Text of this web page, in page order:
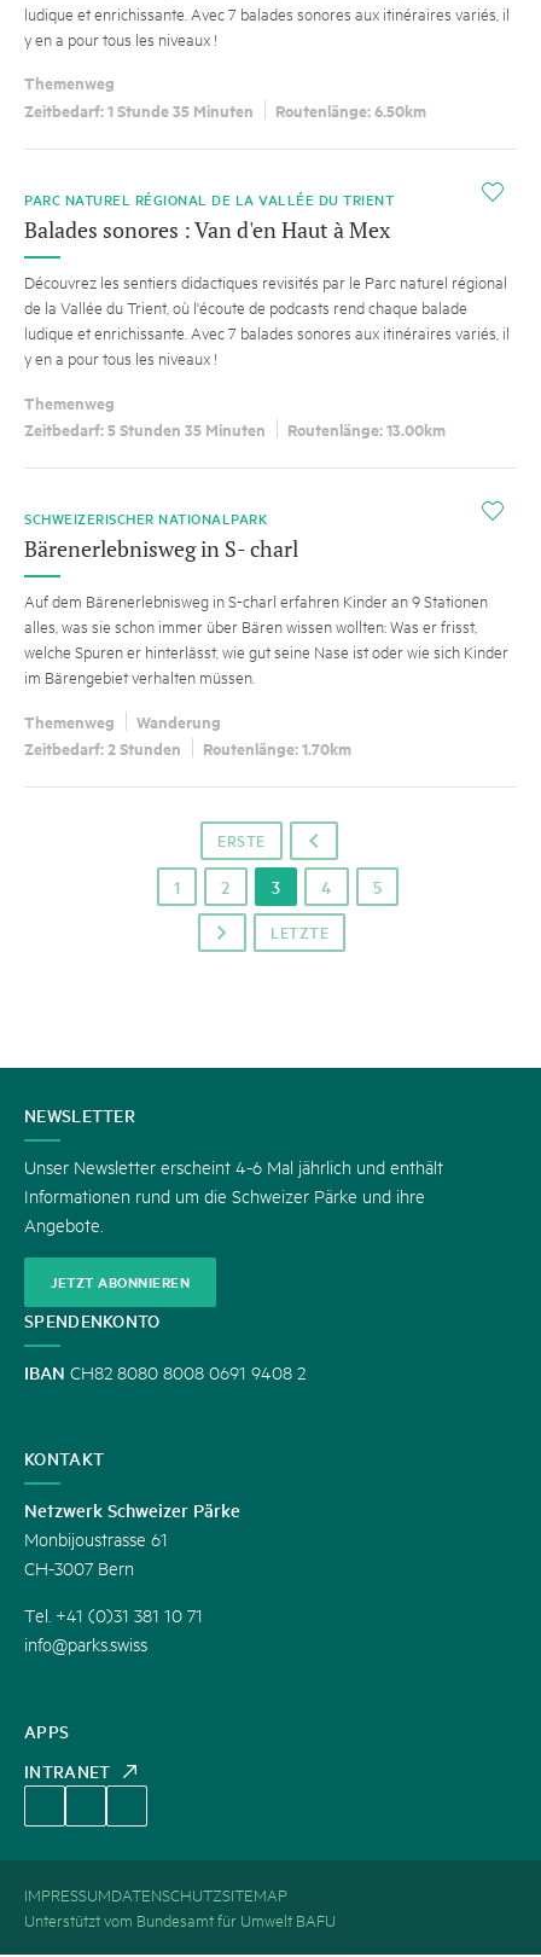
ludique et enrichissante. Avec 7 balades sonores aux itinéraires variés, il
y en a pour tous les niveaux !
Themenweg
Zeitbedarf: 1 Stunde 35 Minuten
Routenlänge: 6.50km
i
PARC NATUREL RÉGIONAL DE LA VALLÉE DU TRIENT
Balades sonores : Van d'en Haut à Mex
Découvrez les sentiers didactiques revisités par le Parc naturel régional
de la Vallée du Trient, où l'écoute de podcasts rend chaque balade
ludique et enrichissante. Avec 7 balades sonores aux itinéraires variés, il
y en a pour tous les niveaux !
Themenweg
Zeitbedarf: 5 Stunden 35 Minuten
Routenlänge: 13.00km
i
SCHWEIZERISCHER NATIONALPARK
Bärenerlebnisweg in S- charl
Auf dem Bärenerlebnisweg in S-charl erfahren Kinder an 9 Stationen
alles, was sie schon immer über Bären wissen wollten: Was er frisst,
welche Spuren er hinterlässt, wie gut seine Nase ist oder wie sich Kinder
im Bärengebiet verhalten müssen.
Themenweg
Wanderung
Zeitbedarf: 2 Stunden
Routenlänge: 1.70km
ERSTE o
p LETZTE
1 2 3 4 5
KONTAKT
APPS
INTRANET
NEWSLETTER
Unser Newsletter erscheint 4-6 Mal jährlich und enthält
Informationen rund um die Schweizer Pärke und ihre
Angebote.
JETZT ABONNIEREN
SPENDENKONTO
IBAN CH82 8080 8008 0691 9408 2
KONTAKT
Netzwerk Schweizer Pärke
Monbijoustrasse 61
CH-3007 Bern
Tel. +41 (0)31 381 10 71
info@parks.swiss
IMPRESSUMDATENSCHUTZSITEMAP
Unterstützt vom Bundesamt für Umwelt BAFU